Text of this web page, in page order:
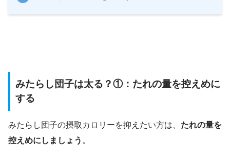
みたらし団子は太る？①：たれの量を控えめに
する
みたらし団子の摂取カロリーを抑えたい方は、 たれの量を
控えめにしましょう 。